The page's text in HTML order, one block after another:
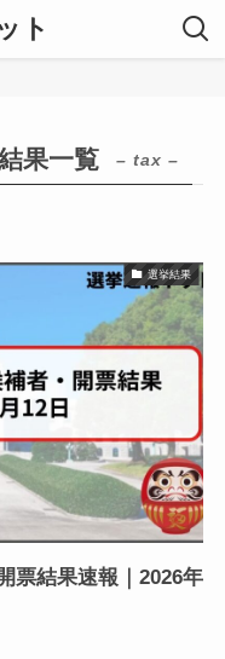
ト
果一覧 – tax –
選挙結果
票結果速報｜2026年